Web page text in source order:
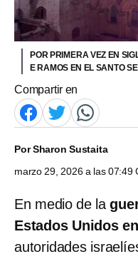
POR PRIMERA VEZ EN
E RAMOS EN EL SANTO
Compartir en
PorSharon Sustaita
marzo 29, 2026 a las 07:49
En medio de la
Estados Unidos
autoridades